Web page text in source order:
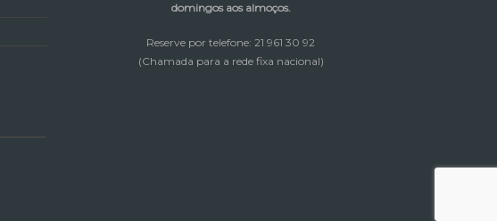
domingos aos almoços.
Reserve por telefone: 21 961 30 92
(Chamada para a rede fixa nacional)